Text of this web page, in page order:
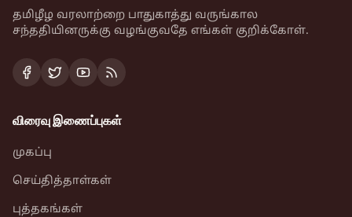
தமிழீழ வரலாற்றை பாதுகாத்து வருங்கால
சந்ததியினருக்கு வழங்குவதே எங்கள் குறிக்கோள்.
விரைவு இணைப்புகள்
முகப்பு
செய்தித்தாள்கள்
புத்தகங்கள்